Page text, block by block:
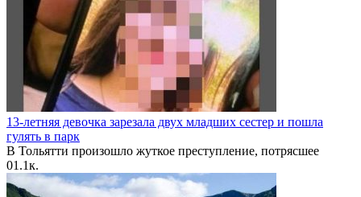
13-летняя девочка зарезала двух младших сестер и пошла
гулять в парк
В Тольятти произошло жуткое преступление, потрясшее
01.1к.